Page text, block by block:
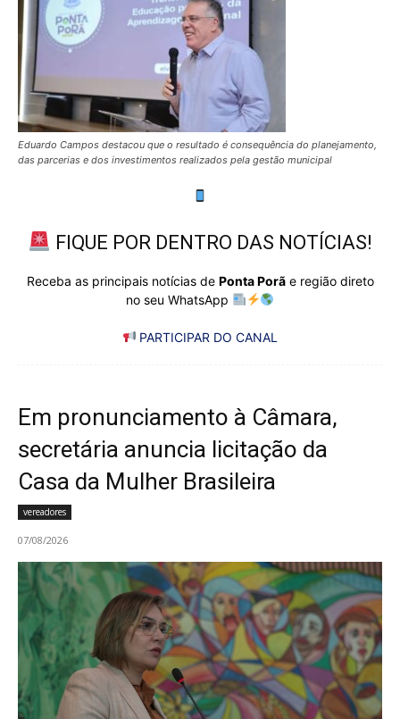
Eduardo Campos destacou que o resultado é consequência do planejamento,
das parcerias e dos investimentos realizados pela gestão municipal
FIQUE POR DENTRO DAS NOTÍCIAS!
Receba as principais notícias de Ponta Porãe região direto
no seu WhatsApp
PARTICIPAR DO CANAL
Em pronunciamento à Câmara,
secretária anuncia licitação da
Casa da Mulher Brasileira
vereadores
07/08/2026